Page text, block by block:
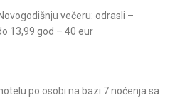
večeru: odrasli –
13,99 god – 40 eur
po osobi na bazi 7 noćenja sa